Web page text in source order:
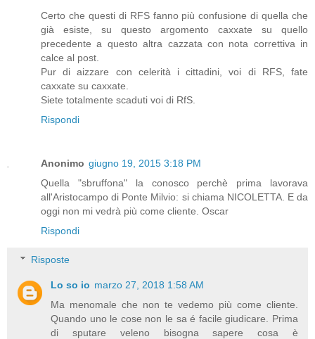
Certo che questi di RFS fanno più confusione di quella che
già esiste, su questo argomento caxxate su quello
precedente a questo altra cazzata con nota correttiva in
calce al post.
Pur di aizzare con celerità i cittadini, voi di RFS, fate
caxxate su caxxate.
Siete totalmente scaduti voi di RfS.
Rispondi
Anonimo giugno 19, 2015 3:18 PM
Quella "sbruffona" la conosco perchè prima lavorava
all'Aristocampo di Ponte Milvio: si chiama NICOLETTA. E da
oggi non mi vedrà più come cliente. Oscar
Rispondi
Risposte
Lo so io marzo 27, 2018 1:58 AM
Ma menomale che non te vedemo più come cliente.
Quando uno le cose non le sa é facile giudicare. Prima
di sputare veleno bisogna sapere cosa è